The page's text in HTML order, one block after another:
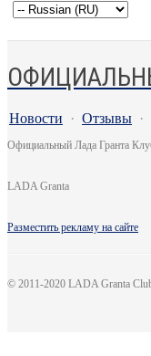
Новости · Отзывы ·
Официальный Лада Гранта
LADA Granta
Разместить рекламу на сайте
© 2011-2020 LADA Granta